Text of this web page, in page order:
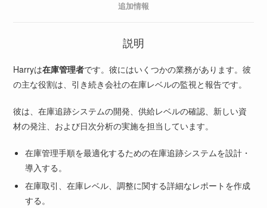
追加情報
説明
Harryは在庫管理者です。彼にはいくつかの業務があります。彼
の主な役割は、引き続き会社の在庫レベルの監視と報告です。
彼は、在庫追跡システムの開発、供給レベルの確認、新しい資
材の発注、および日次分析の実施を担当しています。
在庫管理手順を最適化するための在庫追跡システムを設計・
導入する。
在庫取引、在庫レベル、調整に関する詳細なレポートを作成
する。